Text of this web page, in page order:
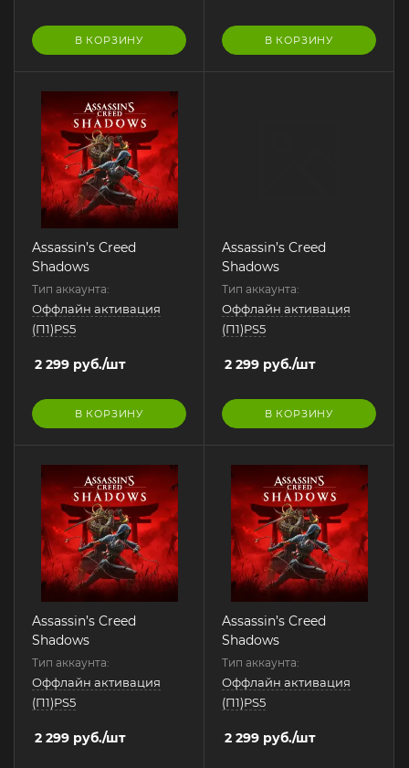
В КОРЗИНУ В КОРЗИНУ
Assassin’s Creed
Shadows
Тип аккаунта:
Оффлайн активация
(П1)PS5
2 299 руб./шт
В КОРЗИНУ
Assassin’s Creed
Shadows
Тип аккаунта:
Оффлайн активация
(П1)PS5
2 299 руб./шт
В КОРЗИНУ
Assassin’s Creed
Shadows
Тип аккаунта:
Оффлайн активация
(П1)PS5
2 299 руб./шт
Assassin’s Creed
Shadows
Тип аккаунта:
Оффлайн активация
(П1)PS5
2 299 руб./шт